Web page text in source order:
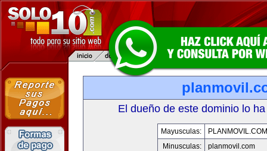
El dueño de este dominio lo
Mayusculas:
PLANMOVIL.COM
Minusculas:
planmovil.com